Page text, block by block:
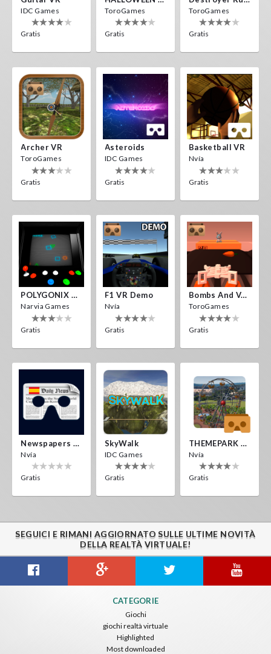
IDC Games
Gratis
ToroGames
Gratis
ToroGames
Gratis
Archer VR
ToroGames
Gratis
Asteroids
IDC Games
Gratis
Basketball VR
Nvía
Gratis
POLYGONIX VR
Narvia Games
Gratis
F1 VR Demo
Nvía
Gratis
Bombs And Veggies
ToroGames
Gratis
Newspapers Spain VR
Nvía
Gratis
SkyWalk
IDC Games
Gratis
THEMEPARK VR
Nvía
Gratis
SEGUICI E RIMANI AGGIORNATO SULLE ULTIME NOVITÀ
DELLA REALTÀ VIRTUALE!
CATEGORIE
Giochi
giochi realtà virtuale
Highlighted
Most downloaded